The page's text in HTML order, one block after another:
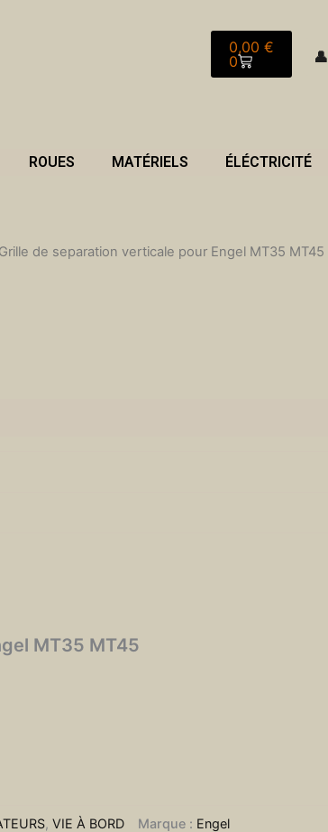
0,00 €
0
Panier
👤
ROUES MATÉRIELS ÉLÉCTRICITÉ
de separation verticale pour Engel MT35 MT45
MT35 MT45
, VIE À BORD Marque : Engel